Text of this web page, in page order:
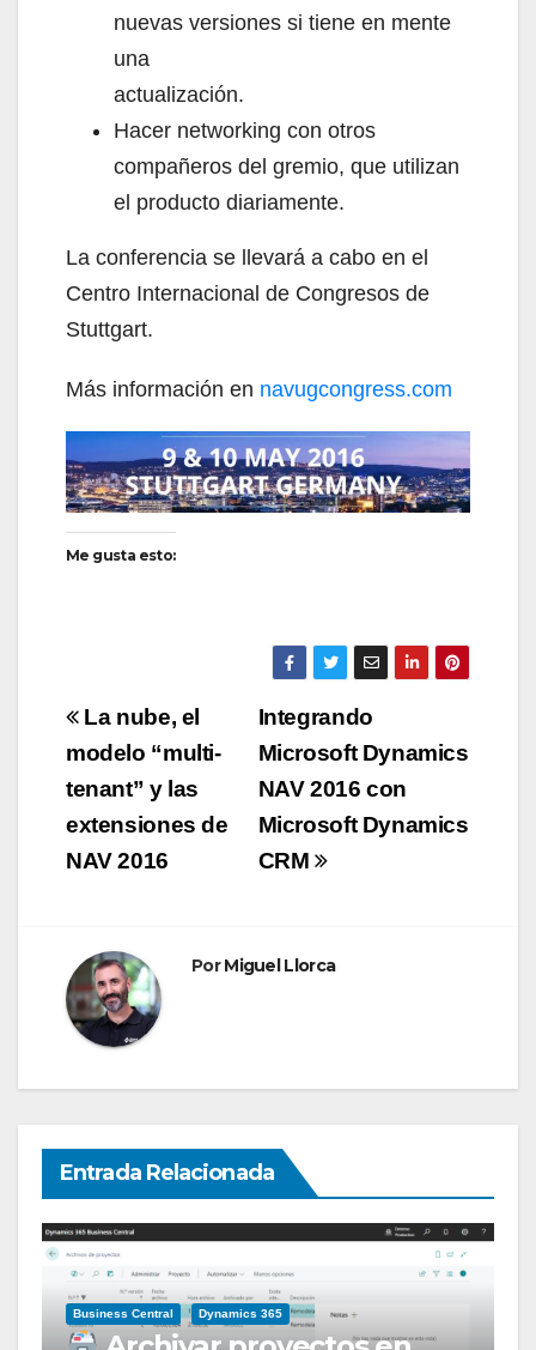
nuevas versiones si tiene en mente
una
actualización.
Hacer networking con otros
compañeros del gremio, que utilizan
el producto diariamente.
La conferencia se llevará a cabo en el
Centro Internacional de Congresos de
Stuttgart.
Más información en navugcongress.com
Me gusta esto:
Integrando
Microsoft Dynamics
NAV 2016 con
Microsoft Dynamics
CRM
La nube, el
modelo “multi-
tenant” y las
extensiones de
NAV 2016
PorMiguel Llorca
Entrada Relacionada
Business Central Dynamics 365